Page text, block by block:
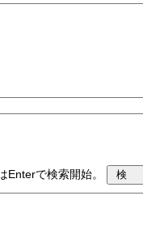
Enterで検索開始。